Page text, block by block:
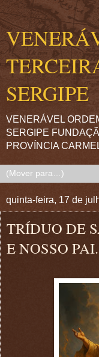
SERGIPE
VENERÁVEL
SERGIPE
PROVÍNCIA
quinta-feira, 17 de
TRÍDUO DE
E NOSSO PAI.